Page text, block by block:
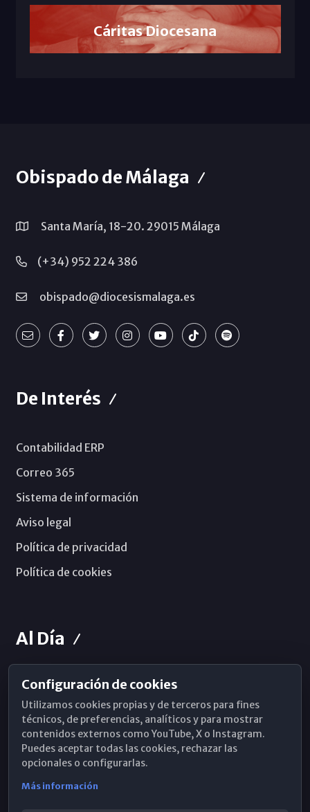
Cáritas Diocesana
Obispado de Málaga
Santa María, 18-20. 29015 Málaga
(+34) 952 224 386
obispado@diocesismalaga.es
De Interés
Contabilidad ERP
Correo 365
Sistema de información
Aviso legal
Política de privacidad
Política de cookies
Al Día
Horarios de Misa
Hemeroteca
WhatsApp
Configuración de cookies
Utilizamos cookies propias y de terceros para fines
técnicos, de preferencias, analíticos y para mostrar
contenidos externos como YouTube, X o Instagram.
Puedes aceptar todas las cookies, rechazar las
opcionales o configurarlas.
Más información